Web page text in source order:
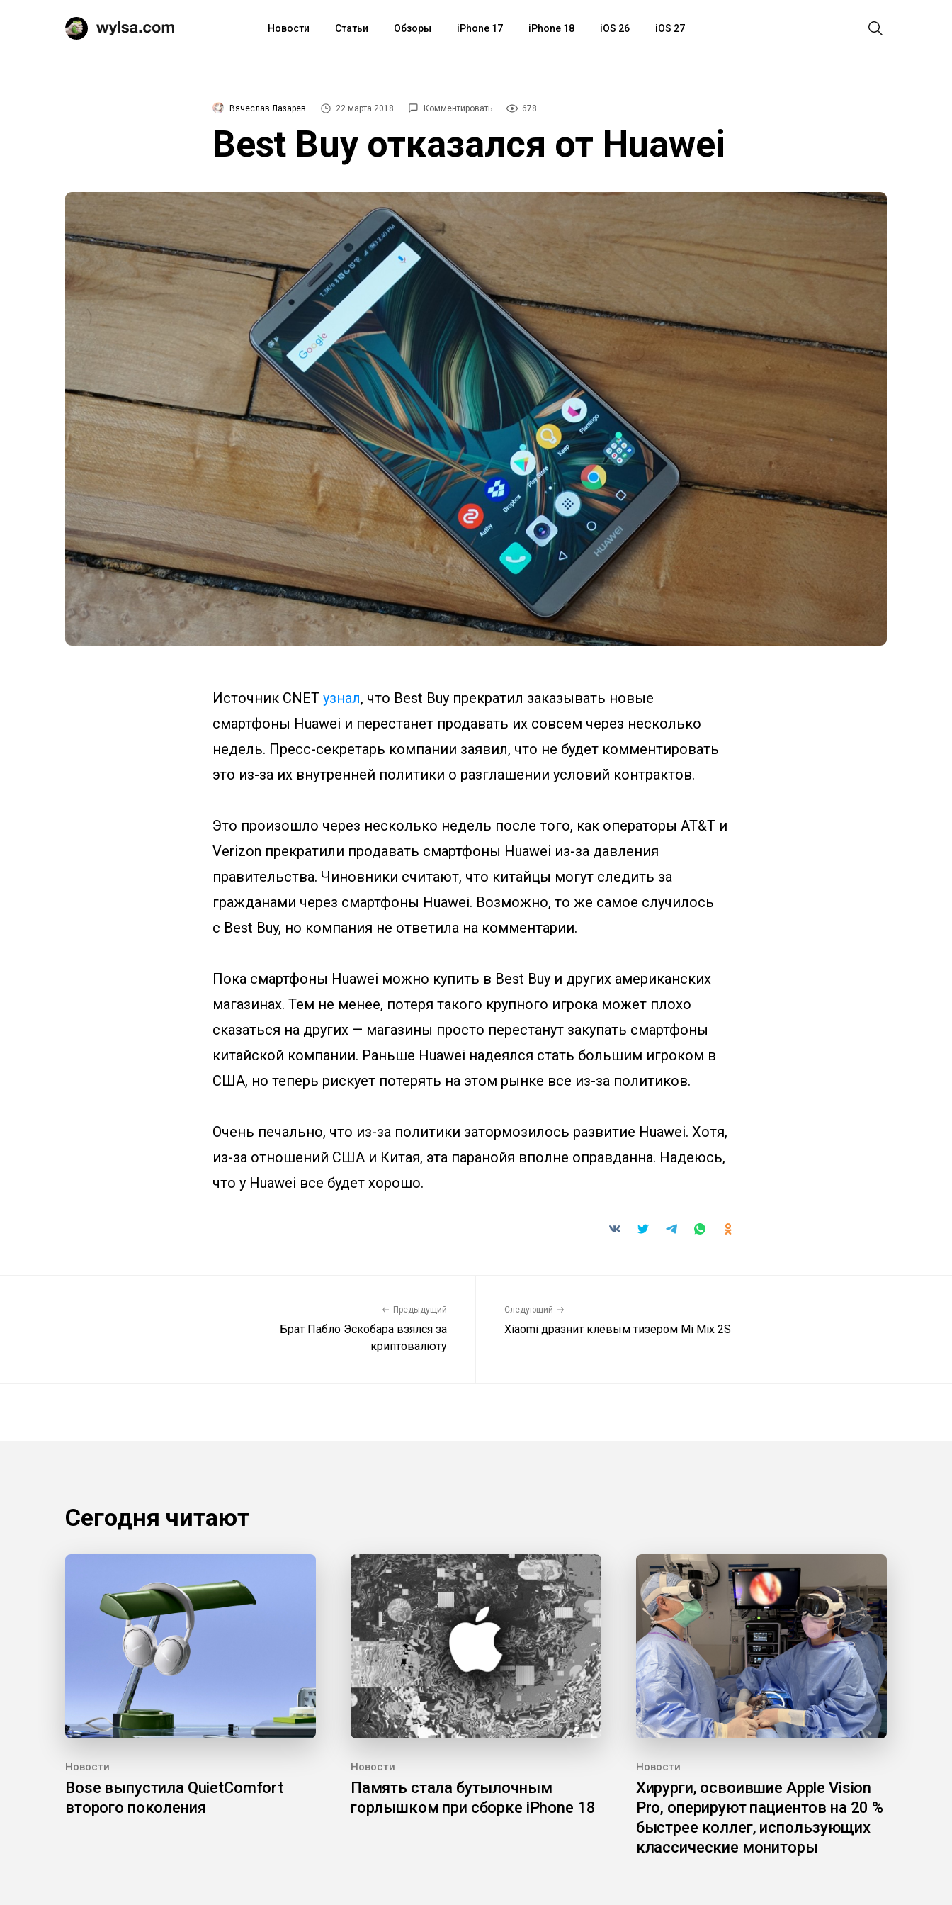
Новости Статьи Обзоры iPhone 17 iPhone 18 iOS 26 iOS 27
Вячеслав Лазарев 22 марта 2018 Комментировать 678
Best Buy отказался от Huawei
Источник CNET узнал, что Best Buy прекратил заказывать новые
смартфоны Huawei и перестанет продавать их совсем через несколько
недель. Пресс-секретарь компании заявил, что не будет комментировать
это из-за их внутренней политики о разглашении условий контрактов.
Это произошло через несколько недель после того, как операторы AT&T и
Verizon прекратили продавать смартфоны Huawei из-за давления
правительства. Чиновники считают, что китайцы могут следить за
гражданами через смартфоны Huawei. Возможно, то же самое случилось
с Best Buy, но компания не ответила на комментарии.
Пока смартфоны Huawei можно купить в Best Buy и других американских
магазинах. Тем не менее, потеря такого крупного игрока может плохо
сказаться на других — магазины просто перестанут закупать смартфоны
китайской компании. Раньше Huawei надеялся стать большим игроком в
США, но теперь рискует потерять на этом рынке все из-за политиков.
Очень печально, что из-за политики затормозилось развитие Huawei. Хотя,
из-за отношений США и Китая, эта паранойя вполне оправданна. Надеюсь,
что у Huawei все будет хорошо.
Предыдущий
Брат Пабло Эскобара взялся за
криптовалюту
Следующий
Xiaomi дразнит клёвым тизером Mi Mix 2S
Сегодня читают
Новости
Bose выпустила QuietComfort
второго поколения
Новости
Память стала бутылочным
горлышком при сборке iPhone 18
Новости
Хирурги, освоившие Apple Vision
Pro, оперируют пациентов на 20 %
быстрее коллег, использующих
классические мониторы